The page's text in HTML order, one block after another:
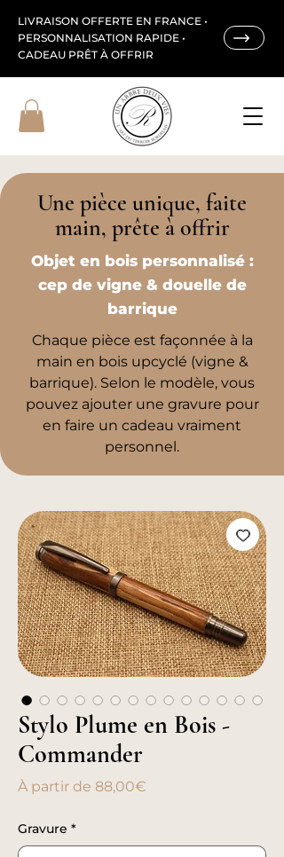
LIVRAISON OFFERTE EN FRANCE •
PERSONNALISATION RAPIDE •
CADEAU PRÊT À OFFRIR
Une pièce unique, faite
main, prête à offrir
Objet en bois personnalisé :
cep de vigne & douelle de
barrique
Chaque pièce est façonnée à la
main en bois upcyclé (vigne &
barrique). Selon le modèle, vous
pouvez ajouter une gravure pour
en faire un cadeau vraiment
personnel.
Stylo Plume en Bois -
Commander
À partir de 88,00€
Gravure *